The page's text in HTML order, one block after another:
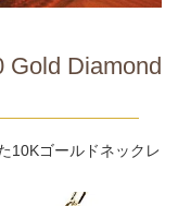
Gold Diamond
10Kゴールドネックレ